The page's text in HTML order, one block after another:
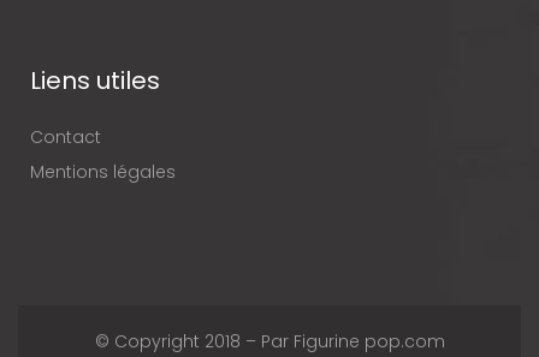
Liens utiles
Contact
Mentions légales
© Copyright 2018 – Par Figurine pop.com